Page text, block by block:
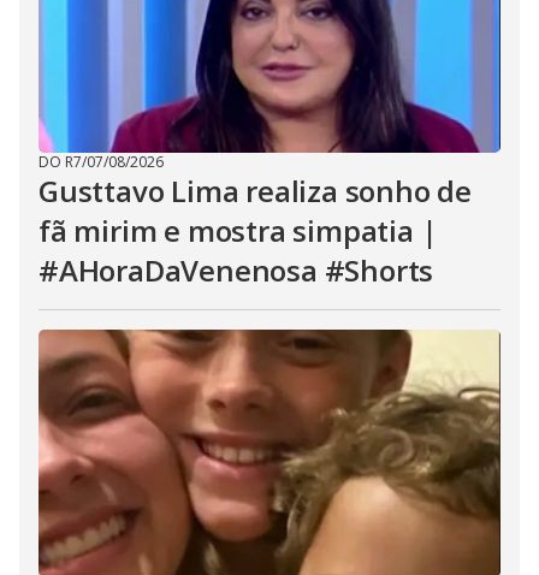
DO R7/07/08/2026
Gusttavo Lima realiza sonho de
fã mirim e mostra simpatia |
#AHoraDaVenenosa #Shorts